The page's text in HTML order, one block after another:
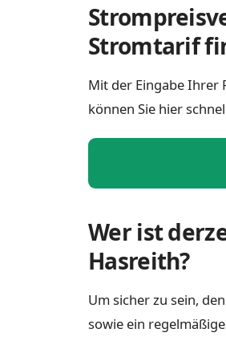
Stromtarif
Mit der Eingabe Ihrer
können Sie hier
Wer ist
Hasreith?
Um sicher zu sein,
sowie ein